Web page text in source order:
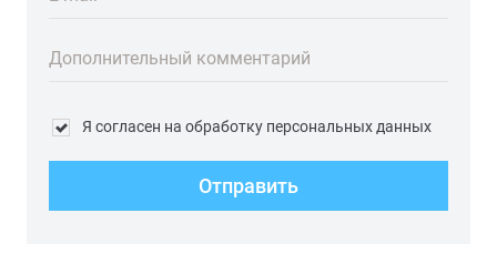
Дополнительный комментарий
Я согласен на обработку персональных данных
Отправить